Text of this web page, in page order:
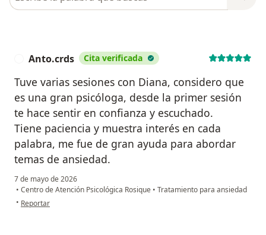
Anto.crds Cita verificada
Tuve varias sesiones con Diana, considero que
es una gran psicóloga, desde la primer sesión
te hace sentir en confianza y escuchado.
Tiene paciencia y muestra interés en cada
palabra, me fue de gran ayuda para abordar
temas de ansiedad.
7 de mayo de 2026
• Centro de Atención Psicológica Rosique • Tratamiento para ansiedad
• en opinión del usuario Anto.crds
Reportar